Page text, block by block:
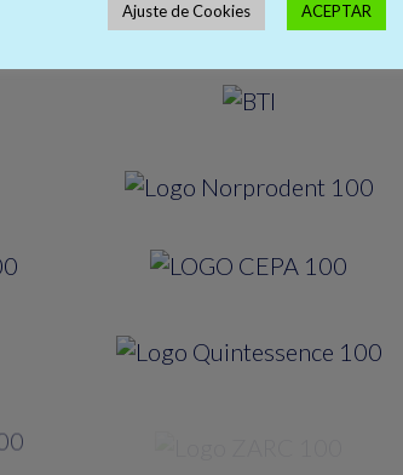
ENTIDADES
Ajuste de Cookies ACEPTAR